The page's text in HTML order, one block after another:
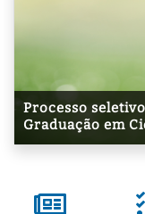
Processo
Graduação em